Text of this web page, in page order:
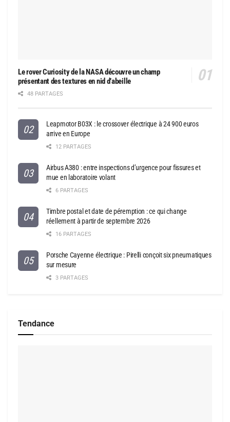
Le rover Curiosity de la NASA découvre un champ
présentant des textures en nid d’abeille
48 PARTAGES
Leapmotor B03X : le crossover électrique à 24 900 euros
arrive en Europe
12 PARTAGES
Airbus A380 : entre inspections d’urgence pour fissures et
mue en laboratoire volant
6 PARTAGES
Timbre postal et date de péremption : ce qui change
réellement à partir de septembre 2026
16 PARTAGES
Porsche Cayenne électrique : Pirelli conçoit six pneumatiques
sur mesure
3 PARTAGES
Tendance